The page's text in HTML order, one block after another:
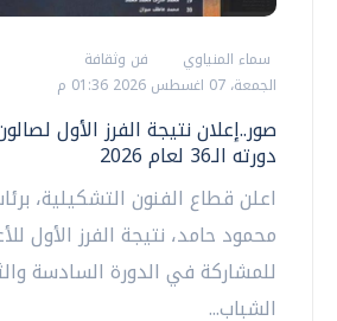
سماء المنياوي
فن وثقافة
الجمعة، 07 اغسطس 2026 01:36 م
صور..إعلان نتيجة الفرز الأول
دورته الـ36 لعام 2026
اعلن قطاع الفنون التشكيلية،
محمود حامد، نتيجة الفرز الأول
للمشاركة في الدورة السادسة
الشباب...